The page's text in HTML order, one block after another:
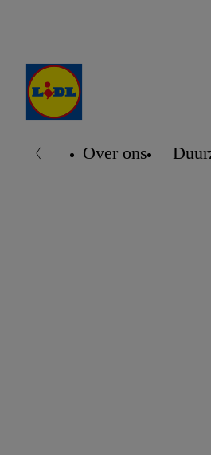
Over ons